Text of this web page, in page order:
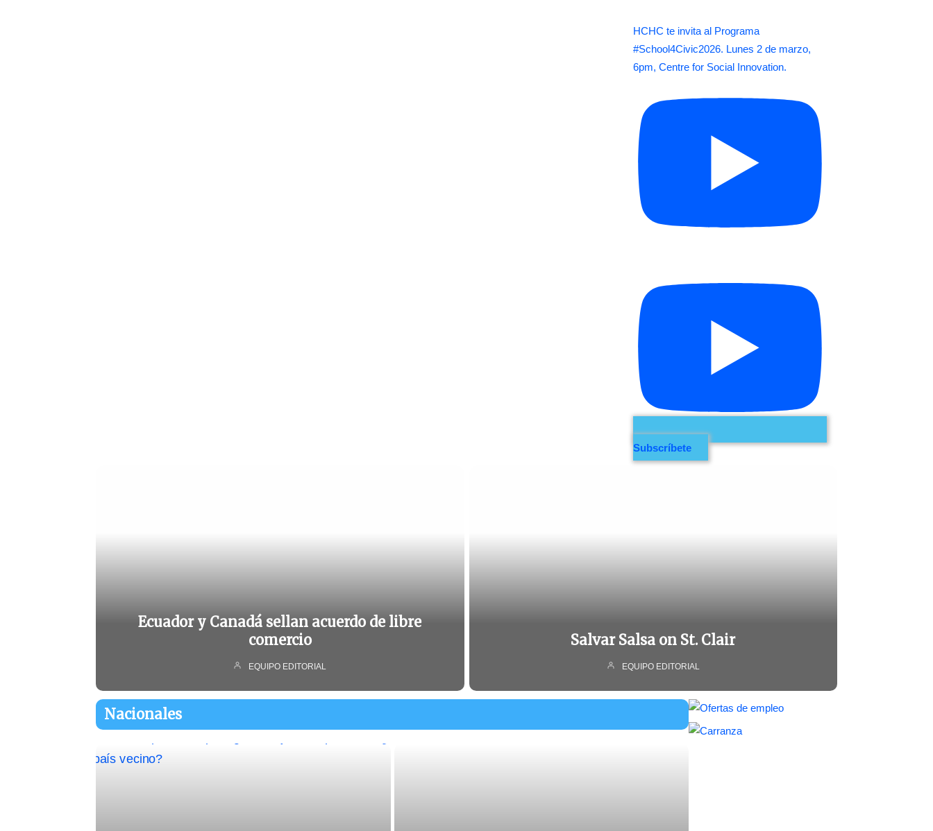
HCHC te invita al Programa
#School4Civic2026. Lunes 2 de marzo,
6pm, Centre for Social Innovation.
Subscríbete
Ecuador y Canadá sellan acuerdo de libre
comercio
EQUIPO EDITORIAL
Salvar Salsa on St. Clair
EQUIPO EDITORIAL
Nacionales